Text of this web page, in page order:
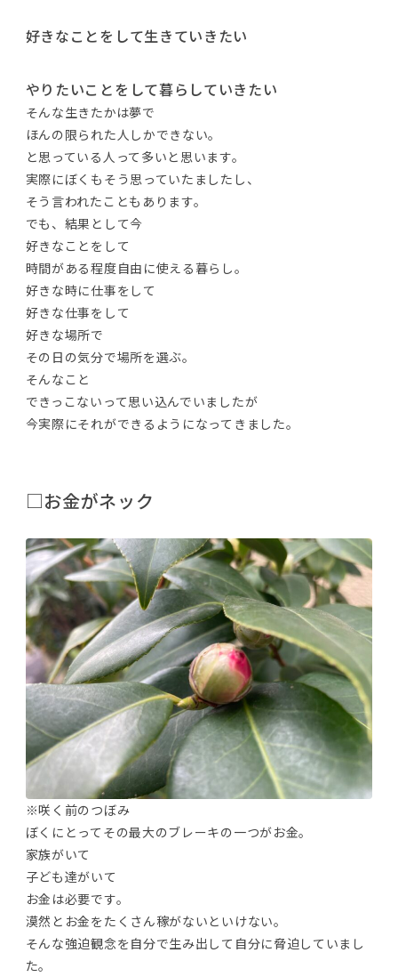
好きなことをして生きていきたい
やりたいことをして暮らしていきたい
そんな生きたかは夢で
ほんの限られた人しかできない。
と思っている人って多いと思います。
実際にぼくもそう思っていたましたし、
そう言われたこともあります。
でも、結果として今
好きなことをして
時間がある程度自由に使える暮らし。
好きな時に仕事をして
好きな仕事をして
好きな場所で
その日の気分で場所を選ぶ。
そんなこと
できっこないって思い込んでいましたが
今実際にそれができるようになってきました。
□お金がネック
※咲く前のつぼみ
ぼくにとってその最大のブレーキの一つがお金。
家族がいて
子ども達がいて
お金は必要です。
漠然とお金をたくさん稼がないといけない。
そんな強迫観念を自分で生み出して自分に脅迫していまし
た。